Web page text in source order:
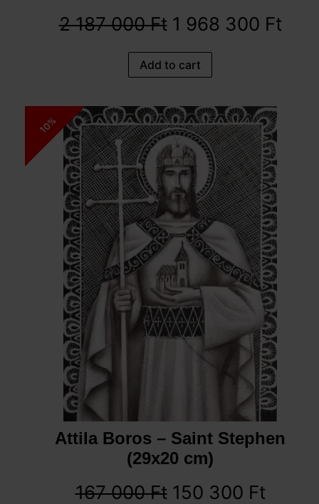
2 187 000Ft 1 968 300 Ft
Add to cart
10%
Attila Boros – Saint Stephen
(29x20 cm)
167 000Ft 150 300 Ft